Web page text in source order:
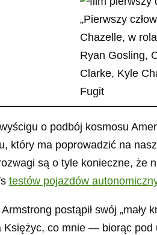
„Pierwszy
Chazelle, w
Ryan Gosling,
Clarke, Kyle
Fugit
o podbój kosmosu
ma poprowadzić na
są o tyle konieczne, że
testów pojazdów
postąpił swój
co mnie — biorąc